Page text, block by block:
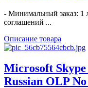
- Минимальный заказ: 1
соглашений ...
Описание товара
Microsoft Skype
Russian OLP